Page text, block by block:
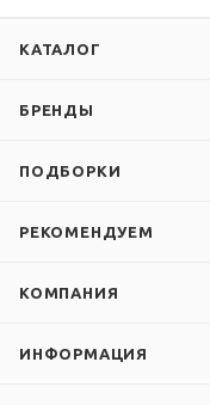
КАТАЛОГ
БРЕНДЫ
ПОДБОРКИ
РЕКОМЕНДУЕМ
КОМПАНИЯ
ИНФОРМАЦИЯ